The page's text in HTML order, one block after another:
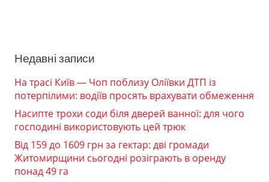
Недавні записи
На трасі Київ — Чоп поблизу Оліївки ДТП із
потерпілими: водіїв просять врахувати обмеження
Насипте трохи соди біля дверей ванної: для чого
господині використовують цей трюк
Від 159 до 1609 грн за гектар: дві громади
Житомирщини сьогодні розіграють в оренду
понад 49 га